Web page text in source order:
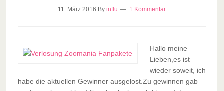
11. März 2016 By influ 1 Kommentar
Hallo meine
Lieben,es ist
wieder soweit, ich
habe die aktuellen Gewinner ausgelost.Zu gewinnen gab